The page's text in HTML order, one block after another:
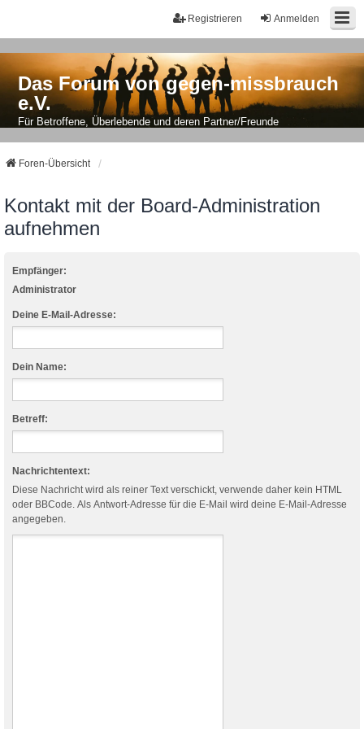
Anmelden
Registrieren
Das Forum von gegen-missbrauch
e.V.
Für Betroffene, Überlebende und deren Partner/Freunde
Foren-Übersicht
Kontakt mit der Board-Administration
aufnehmen
Empfänger:
Administrator
Deine E-Mail-Adresse:
Dein Name:
Betreff:
Nachrichtentext:
Diese Nachricht wird als reiner Text verschickt, verwende daher kein HTML
oder BBCode. Als Antwort-Adresse für die E-Mail wird deine E-Mail-Adresse
angegeben.